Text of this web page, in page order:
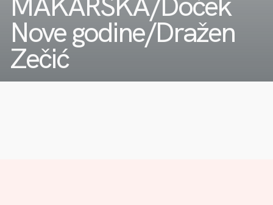
Nove godine/Dražen
Zečić